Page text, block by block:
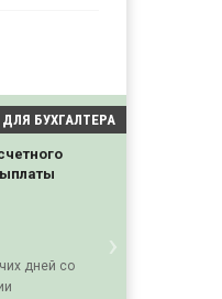
БУХГАЛТЕРА
дней со
›Next